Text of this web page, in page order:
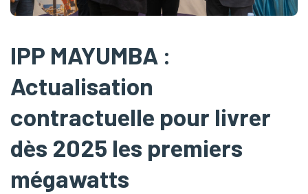
IPP MAYUMBA :
Actualisation
contractuelle pour livrer
dès 2025 les premiers
mégawatts